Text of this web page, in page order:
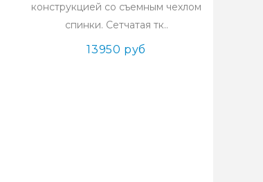
конструкцией со съемным чехлом
спинки. Сетчатая тк..
13950 руб